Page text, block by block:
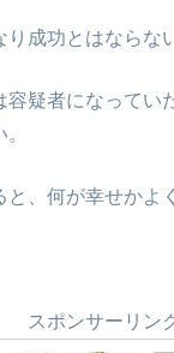
り成功とはならな
容疑者になってい
と、何が幸せかよ
スポンサーリン